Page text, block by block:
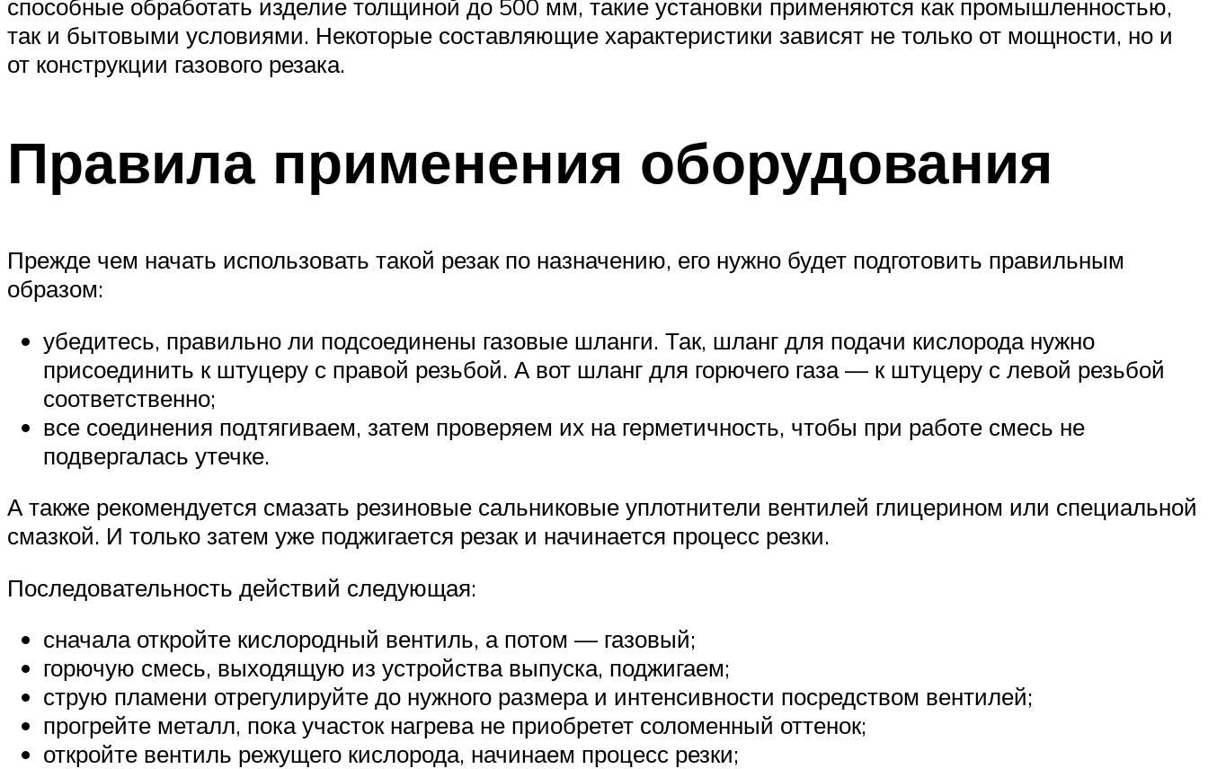
способные обработать изделие толщиной до 500 мм, такие установки применяются как промышленностью,
так и бытовыми условиями. Некоторые составляющие характеристики зависят не только от мощности, но и
от конструкции газового резака.
Правила применения оборудования
Прежде чем начать использовать такой резак по назначению, его нужно будет подготовить правильным
образом:
убедитесь, правильно ли подсоединены газовые шланги. Так, шланг для подачи кислорода нужно
присоединить к штуцеру с правой резьбой. А вот шланг для горючего газа — к штуцеру с левой резьбой
соответственно;
все соединения подтягиваем, затем проверяем их на герметичность, чтобы при работе смесь не
подвергалась утечке.
А также рекомендуется смазать резиновые сальниковые уплотнители вентилей глицерином или специальной
смазкой. И только затем уже поджигается резак и начинается процесс резки.
Последовательность действий следующая:
сначала откройте кислородный вентиль, а потом — газовый;
горючую смесь, выходящую из устройства выпуска, поджигаем;
струю пламени отрегулируйте до нужного размера и интенсивности посредством вентилей;
прогрейте металл, пока участок нагрева не приобретет соломенный оттенок;
откройте вентиль режущего кислорода, начинаем процесс резки;